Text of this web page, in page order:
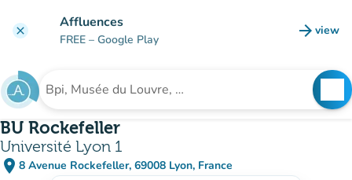
clear Affluences
FREE – Google Play arrow_forward view
(new
Search for an institution
BU Rockefeller
Université Lyon 1
place 8 Avenue Rockefeller, 69008 Lyon, France
(open in Google Maps)
(new tab)